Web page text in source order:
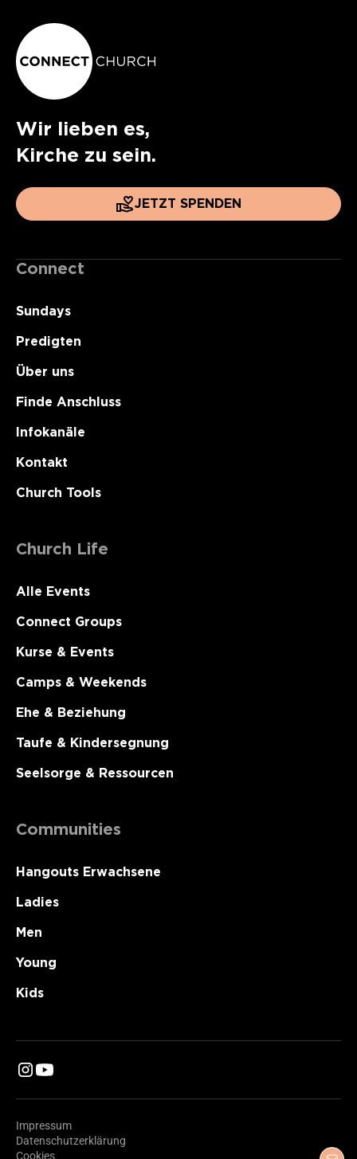
Wir lieben es,
Kirche zu sein.
JETZT SPENDEN
Connect
Sundays
Predigten
Über uns
Finde Anschluss
Infokanäle
Kontakt
Church Tools
Church Life
Alle Events
Connect Groups
Kurse & Events
Camps & Weekends
Ehe & Beziehung
Taufe & Kindersegnung
Seelsorge & Ressourcen
Communities
Hangouts Erwachsene
Ladies
Men
Young
Kids
Impressum
Datenschutzerklärung
Cookies